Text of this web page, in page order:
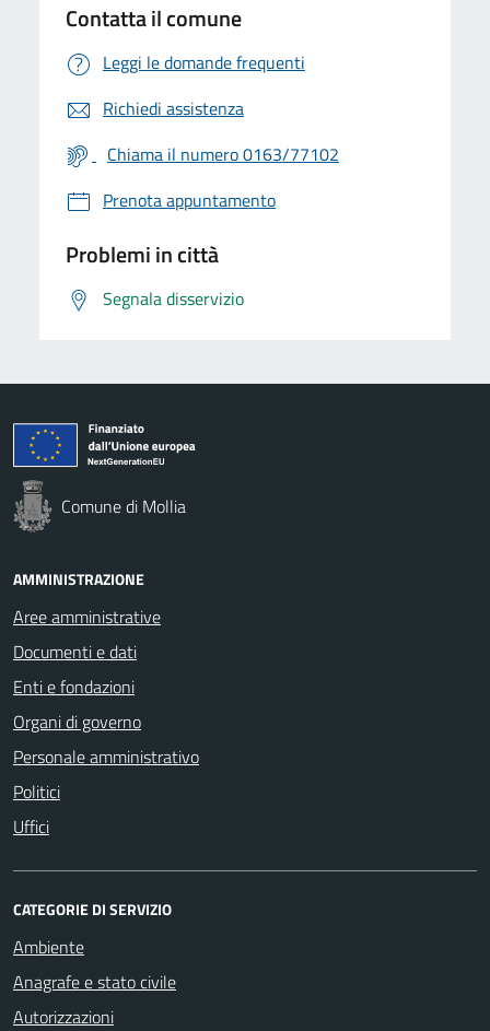
Contatta il comune
Leggi le domande frequenti
Richiedi assistenza
Chiama il numero 0163/77102
Prenota appuntamento
Problemi in città
Segnala disservizio
Comune di Mollia
AMMINISTRAZIONE
Aree amministrative
Documenti e dati
Enti e fondazioni
Organi di governo
Personale amministrativo
Politici
Uffici
CATEGORIE DI SERVIZIO
Ambiente
Anagrafe e stato civile
Autorizzazioni